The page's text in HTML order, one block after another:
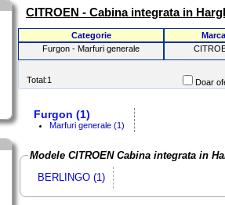
CITROEN - Cabina integrata in
Categorie
Marca
Furgon - Marfuri generale
Total:1 Doar
Furgon (1)
Marfuri generale (1)
Modele CITROEN Cabina integrata in
BERLINGO (1)